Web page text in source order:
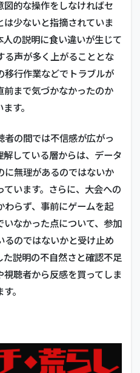
的な操作をしなければセ
少ないと指摘されていま
の説明に食い違いが生じて
る声が多く上がることとな
移行作業などでトラブルが
前まで気づかなかったのか
す。
者の間では不信感が広がっ
している層からは、データ
に無理があるのではないか
います。さらに、大会への
わらず、事前にゲームを起
なかった点について、参加
るのではないかと受け止め
説明の不自然さと確認不足
聴者から反感を買ってしま
。